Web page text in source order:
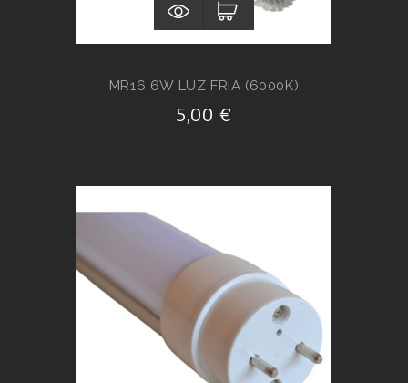
MR16 6W LUZ FRIA (6000K)
5,00 €